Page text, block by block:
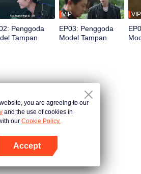
Penggoda
Tampan
VIP
EP03: Penggoda
Model Tampan
VIP
Dalam Dusta
Terlarang (English Ver.)
you are agreeing to our
and the use of cookies in
our Cookie Policy.
Accept